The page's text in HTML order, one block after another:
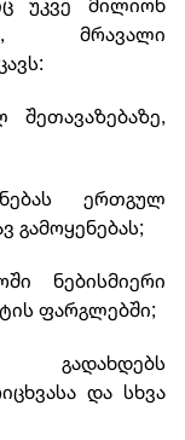
უკვე მილიონ
მრავალი
შეთავაზებაზე,
ერთგულ
გამოყენებას;
ნებისმიერი
ფარგლებში;
გადახდებს
და სხვა